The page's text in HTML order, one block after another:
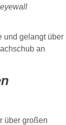
eyewall
und gelangt über
an
über großen